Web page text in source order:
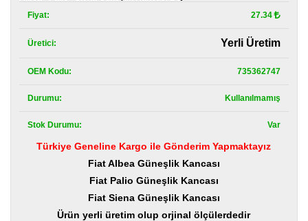
DACIA
Yedek
Romeo
Parça
Fiyat:
27.34
Üretici: Yerli Üretim
OEM Kodu: 735362747
Durumu: Kullanılmamış
Stok Durumu: Var
Türkiye Geneline Kargo ile Gönderim Yapmaktayız
Fiat Albea Güneşlik Kancası
Fiat Palio Güneşlik Kancası
Fiat Siena Güneşlik Kancası
Ürün yerli üretim olup orjinal ölçülerdedir